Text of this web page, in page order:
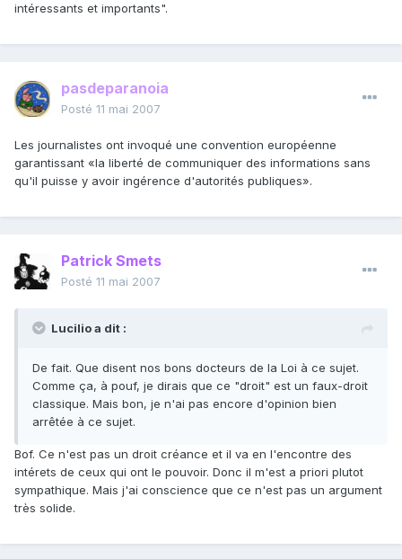
intéressants et importants".
pasdeparanoia
Posté 11 mai 2007
Les journalistes ont invoqué une convention européenne
garantissant «la liberté de communiquer des informations sans
qu'il puisse y avoir ingérence d'autorités publiques».
Patrick Smets
Posté 11 mai 2007
Lucilio a dit :
De fait. Que disent nos bons docteurs de la Loi à ce sujet.
Comme ça, à pouf, je dirais que ce "droit" est un faux-droit
classique. Mais bon, je n'ai pas encore d'opinion bien
arrêtée à ce sujet.
Bof. Ce n'est pas un droit créance et il va en l'encontre des
intérets de ceux qui ont le pouvoir. Donc il m'est a priori plutot
sympathique. Mais j'ai conscience que ce n'est pas un argument
très solide.